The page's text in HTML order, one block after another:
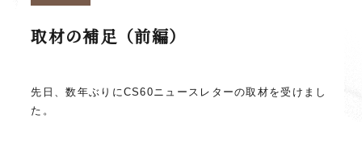
取材の補足（前編）
先日、数年ぶりにCS60ニュースレターの取材を受けまし
た。